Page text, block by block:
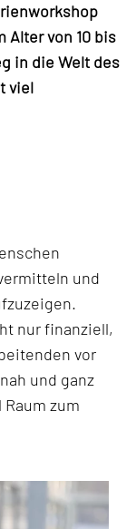
Alter von 10 bis
in die Welt des
viel
und
nur finanziell,
vor
und ganz
zum